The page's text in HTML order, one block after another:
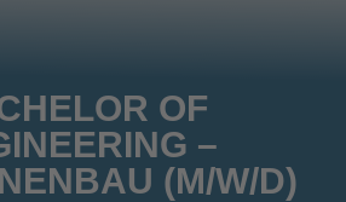
OF
–
(M/W/D)